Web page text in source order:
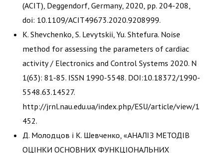
(ACIT), Deggendorf, Germany, 2020, pp. 204-208,
doi: 10.1109/ACIT49673.2020.9208999.
K. Shevchenko, S. Levytskii, Yu. Shtefura. Noise
method for assessing the parameters of cardiac
activity / Electronics and Control Systems 2020. N
1(63): 81-85. ISSN 1990-5548. DOI:10.18372/1990-
5548.63.14527.
http://jrnl.nau.edu.ua/index.php/ESU/article/view/1
452.
Д. Молодцов і К. Шевченко, «АНАЛІЗ МЕТОДІВ
ОЦІНКИ ОСНОВНИХ ФУНКЦІОНАЛЬНИХ